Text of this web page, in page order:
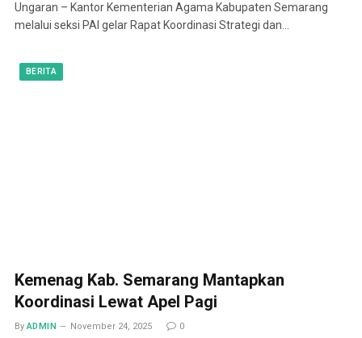
Ungaran – Kantor Kementerian Agama Kabupaten Semarang
melalui seksi PAI gelar Rapat Koordinasi Strategi dan…
BERITA
Kemenag Kab. Semarang Mantapkan
Koordinasi Lewat Apel Pagi
By ADMIN November 24, 2025 0